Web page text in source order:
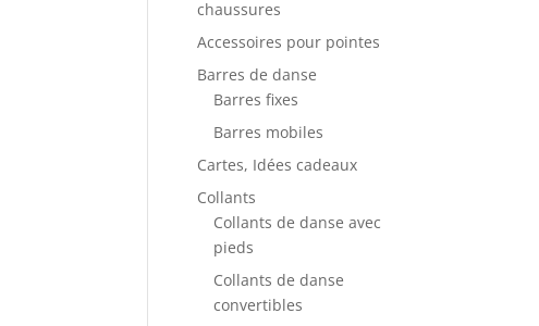
chaussures
Accessoires pour pointes
Barres de danse
Barres fixes
Barres mobiles
Cartes, Idées cadeaux
Collants
Collants de danse avec
pieds
Collants de danse
convertibles